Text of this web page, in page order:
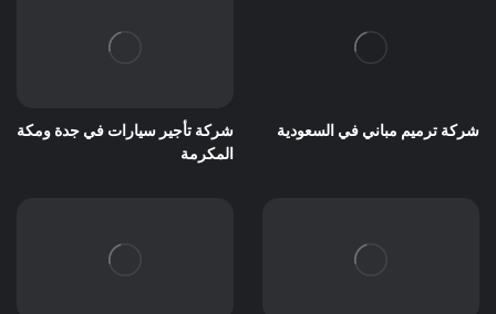
شركة ترميم مباني في السعودية
شركة تأجير سيارات في جدة ومكة
المكرمة